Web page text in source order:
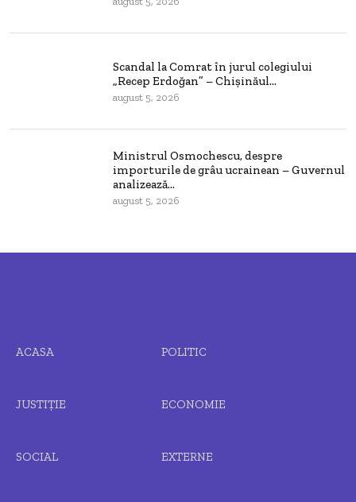
Scandal la Comrat în jurul colegiului
„Recep Erdoğan” – Chișinăul...
august 5, 2026
Ministrul Osmochescu, despre
importurile de grâu ucrainean – Guvernul
analizează...
august 5, 2026
ACASA POLITIC
JUSTIȚIE ECONOMIE
SOCIAL EXTERNE